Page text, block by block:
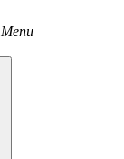
Menu